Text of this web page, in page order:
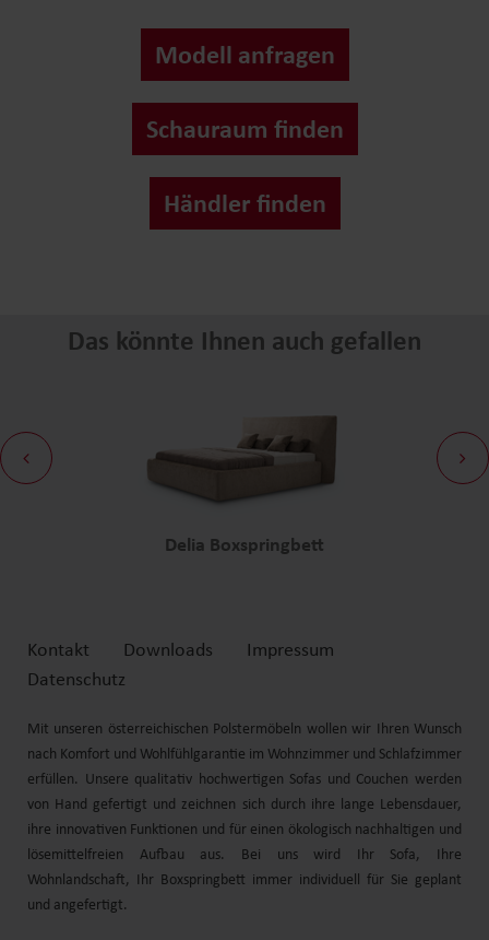
Modell anfragen
Schauraum finden
Händler finden
Das könnte Ihnen auch gefallen
Delia Boxspringbett
Kontakt Downloads
Impressum
Datenschutz
Mit unseren österreichischen Polstermöbeln wollen wir Ihren Wunsch
nach Komfort und Wohlfühlgarantie im Wohnzimmer und Schlafzimmer
erfüllen. Unsere qualitativ hochwertigen Sofas und Couchen werden
von Hand gefertigt und zeichnen sich durch ihre lange Lebensdauer,
ihre innovativen Funktionen und für einen ökologisch nachhaltigen und
lösemittelfreien Aufbau aus. Bei uns wird Ihr Sofa, Ihre
Wohnlandschaft, Ihr Boxspringbett immer individuell für Sie geplant
und angefertigt.